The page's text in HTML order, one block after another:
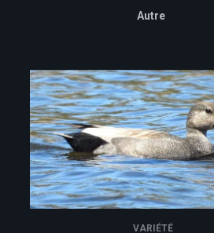
Autre
VARIÉTÉ